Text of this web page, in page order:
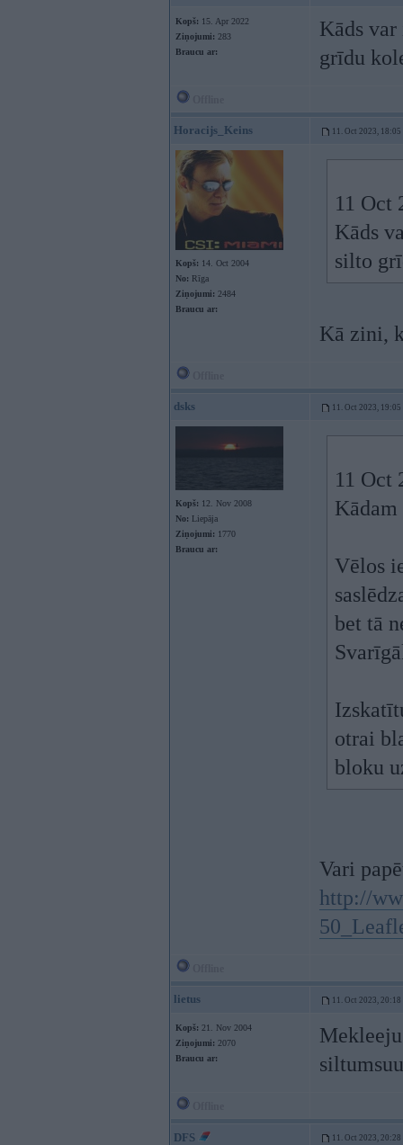
Kopš: 15. Apr 2022
Ziņojumi: 283
Braucu ar:
Kāds
grīdu
Horacijs_Keins 11. Oct 2023, 18:05
Kopš: 14. Oct 2004
No: Rīga
Ziņojumi: 2484
Braucu ar:
11 Oct
Kāds
silto
Kā zini,
dsks 11. Oct 2023, 19:05
Kopš: 12. Nov 2008
No: Liepāja
Ziņojumi: 1770
Braucu ar:
11 Oct
Vēlos
bet tā
otrai
bloku
Vari
http://
lietus 11. Oct 2023, 20:18
Kopš: 21. Nov 2004
Ziņojumi: 2070
Braucu ar:
DFS 11. Oct 2023, 20:28